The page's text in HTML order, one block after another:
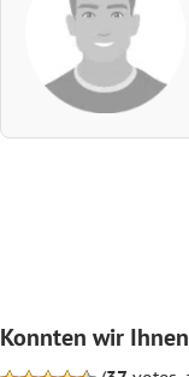
Konnten wir